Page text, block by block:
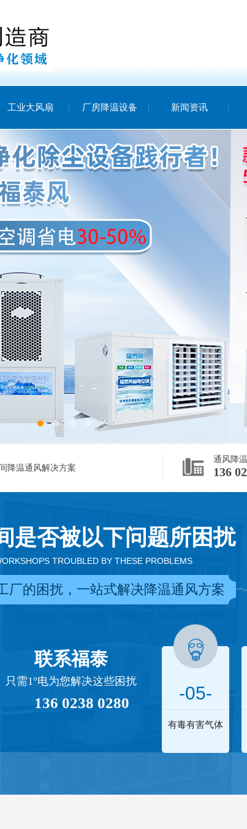
工业大风扇 厂房降温设备 新闻资讯
降温通风解决方案
通风降
136
是否被以下问题所困扰
TROUBLED BY THESE PROBLEMS
厂的困扰，一站式解决降温通风方案
联系福泰
只需1°电为您解决这些困扰
136 0238 0280 -05-
有毒有害气体